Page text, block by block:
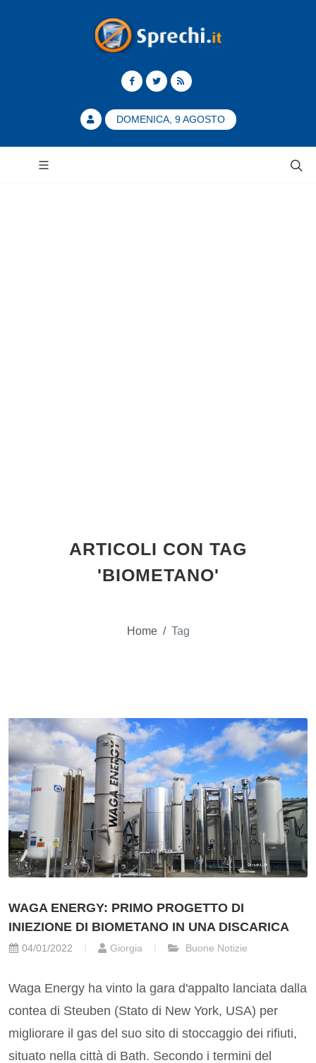
DOMENICA, 9 AGOSTO
ARTICOLI CON TAG
'BIOMETANO'
Home / Tag
WAGA ENERGY: PRIMO PROGETTO DI
INIEZIONE DI BIOMETANO IN UNA DISCARICA
04/01/2022 Giorgia Buone Notizie
Waga Energy ha vinto la gara d'appalto lanciata dalla
contea di Steuben (Stato di New York, USA) per
migliorare il gas del suo sito di stoccaggio dei rifiuti,
situato nella città di Bath. Secondo i termini del